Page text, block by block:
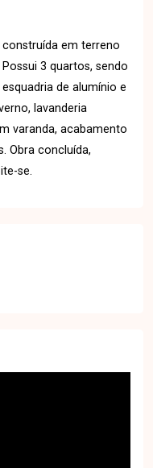
em terreno
3 quartos, sendo
de alumínio e
lavanderia
varanda, acabamento
Obra concluída,
se.